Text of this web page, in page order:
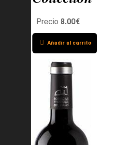
Precio 8.00€
Añadir al carrito